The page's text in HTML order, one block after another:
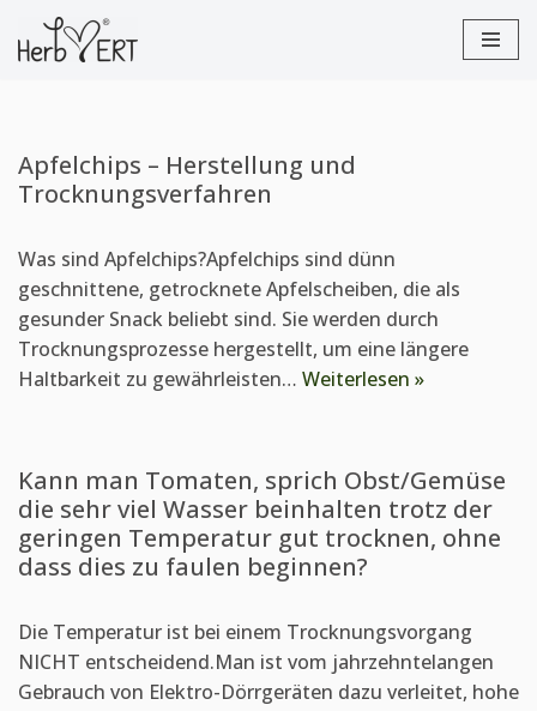
Zum
Apfelchips – Herstellung und
Trocknungsverfahren
Was sind Apfelchips?Apfelchips sind dünn
geschnittene, getrocknete Apfelscheiben, die als
gesunder Snack beliebt sind. Sie werden durch
Trocknungsprozesse hergestellt, um eine längere
Haltbarkeit zu gewährleisten… Weiterlesen »
Kann man Tomaten, sprich Obst/Gemüse
die sehr viel Wasser beinhalten trotz der
geringen Temperatur gut trocknen, ohne
dass dies zu faulen beginnen?
Die Temperatur ist bei einem Trocknungsvorgang
NICHT entscheidend.Man ist vom jahrzehntelangen
Gebrauch von Elektro-Dörrgeräten dazu verleitet, hohe